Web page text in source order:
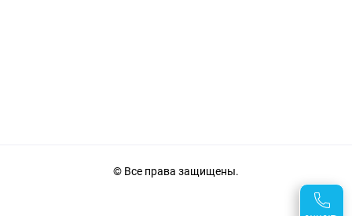
© Все права защищены.